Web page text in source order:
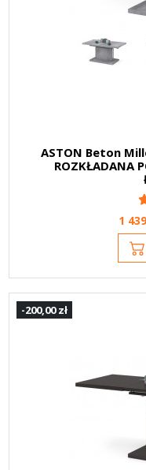
ASTON Beton
ROZKŁADANA
1
-200,00 zł